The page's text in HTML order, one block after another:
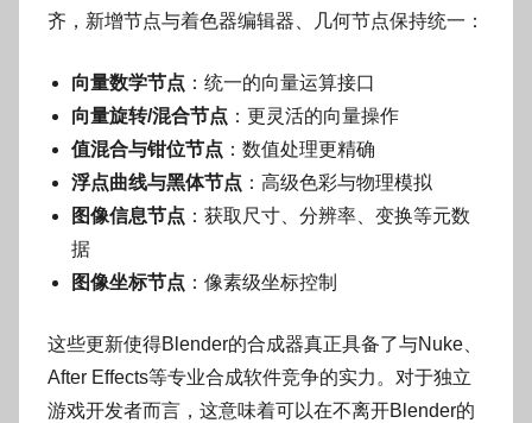
齐，新增节点与着色器编辑器、几何节点保持统一：
向量数学节点 ：统一的向量运算接口
向量旋转/混合节点 ：更灵活的向量操作
值混合与钳位节点 ：数值处理更精确
浮点曲线与黑体节点 ：高级色彩与物理模拟
图像信息节点 ：获取尺寸、分辨率、变换等元数
据
图像坐标节点 ：像素级坐标控制
这些更新使得Blender的合成器真正具备了与Nuke、
After Effects等专业合成软件竞争的实力。对于独立
游戏开发者而言，这意味着可以在不离开Blender的